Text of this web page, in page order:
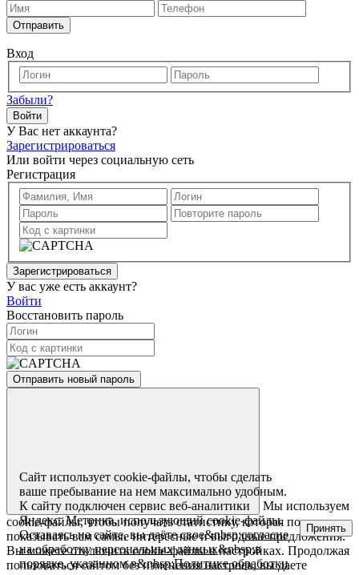
Отправить
Вход
Забыли?
Войти
У Вас нет аккаунта?
Зарегистрироваться
Или войти через социальную сеть
Регистрация
Зарегистрироваться
У вас уже есть аккаунт?
Войти
Восстановить пароль
Отправить новый пароль
Мы используем
cookie-файлы, чтобы получать статистику, которая помогает
показывать вам самые интересные и выгодные предложения.
Вы можете отключить cookie-файлы в настройках. Продолжая
пользоваться сайтом без изменения настроек, вы даете
Сайт использует cookie-файлы, чтобы сделать
ваше пребывание на нем максимально удобным.
К cайту подключен сервис веб-аналитики
Яндекс. Метрика, использующий cookie-файлы.
Оставаясь на сайте, вы даёте свое&nbsp;согласие
на обработку персональных данных&nbsp;в
порядке, указанном в&nbsp;Политике обработки
Принять